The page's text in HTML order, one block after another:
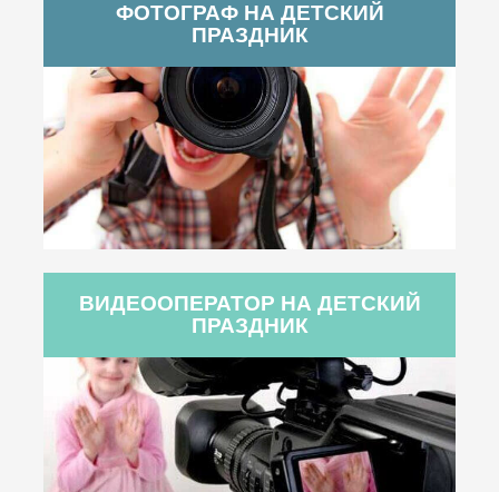
ФОТОГРАФ НА ДЕТСКИЙ
ПРАЗДНИК
ВИДЕООПЕРАТОР НА ДЕТСКИЙ
ПРАЗДНИК